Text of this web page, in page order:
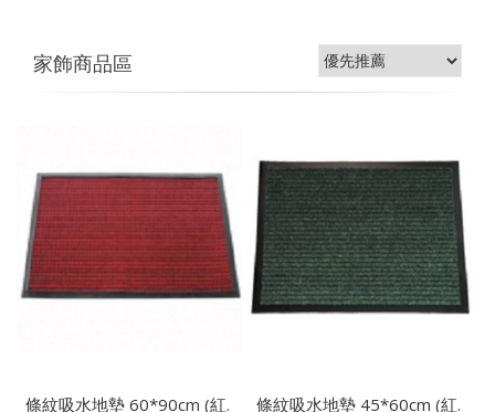
家飾商品區
條紋吸水地墊 60*90cm (紅.
條紋吸水地墊 45*60cm (紅.